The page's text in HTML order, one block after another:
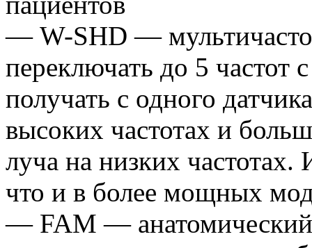
— W-SHD —
переключать до 5 частот
получать с одного
высоких частотах и
луча на низких частотах.
что и в более мощных
— FAM —